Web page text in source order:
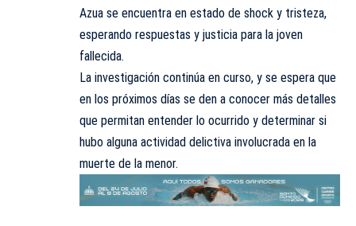
Azua se encuentra en estado de shock y tristeza,
esperando respuestas y justicia para la joven
fallecida.
La investigación continúa en curso, y se espera que
en los próximos días se den a conocer más detalles
que permitan entender lo ocurrido y determinar si
hubo alguna actividad delictiva involucrada en la
muerte de la menor.